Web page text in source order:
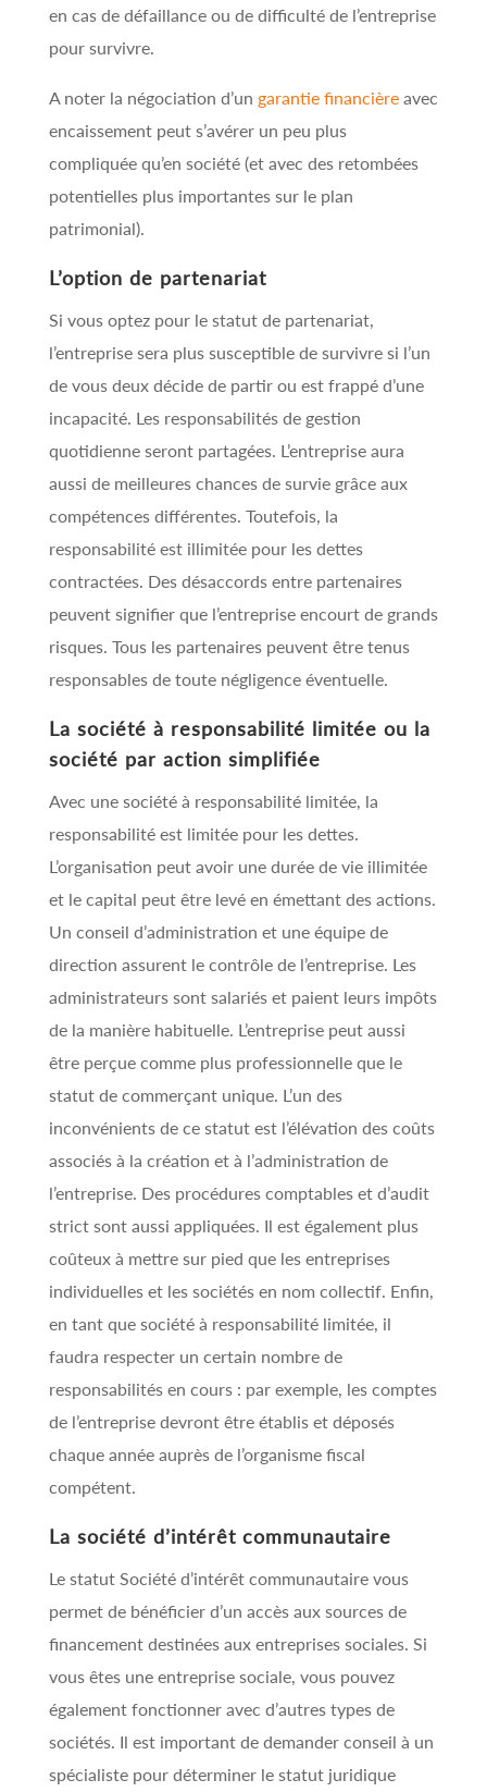
en cas de défaillance ou de difficulté de l’entreprise
pour survivre.
A noter la négociation d’un garantie financièreavec
encaissement peut s’avérer un peu plus
compliquée qu’en société (et avec des retombées
potentielles plus importantes sur le plan
patrimonial).
L’option de partenariat
Si vous optez pour le statut de partenariat,
l’entreprise sera plus susceptible de survivre si l’un
de vous deux décide de partir ou est frappé d’une
incapacité. Les responsabilités de gestion
quotidienne seront partagées. L’entreprise aura
aussi de meilleures chances de survie grâce aux
compétences différentes. Toutefois, la
responsabilité est illimitée pour les dettes
contractées. Des désaccords entre partenaires
peuvent signifier que l’entreprise encourt de grands
risques. Tous les partenaires peuvent être tenus
responsables de toute négligence éventuelle.
La société à responsabilité limitée ou la
société par action simplifiée
Avec une société à responsabilité limitée, la
responsabilité est limitée pour les dettes.
L’organisation peut avoir une durée de vie illimitée
et le capital peut être levé en émettant des actions.
Un conseil d’administration et une équipe de
direction assurent le contrôle de l’entreprise. Les
administrateurs sont salariés et paient leurs impôts
de la manière habituelle. L’entreprise peut aussi
être perçue comme plus professionnelle que le
statut de commerçant unique. L’un des
inconvénients de ce statut est l’élévation des coûts
associés à la création et à l’administration de
l’entreprise. Des procédures comptables et d’audit
strict sont aussi appliquées. Il est également plus
coûteux à mettre sur pied que les entreprises
individuelles et les sociétés en nom collectif. Enfin,
en tant que société à responsabilité limitée, il
faudra respecter un certain nombre de
responsabilités en cours : par exemple, les comptes
de l’entreprise devront être établis et déposés
chaque année auprès de l’organisme fiscal
compétent.
La société d’intérêt communautaire
Le statut Société d’intérêt communautaire vous
permet de bénéficier d’un accès aux sources de
financement destinées aux entreprises sociales. Si
vous êtes une entreprise sociale, vous pouvez
également fonctionner avec d’autres types de
sociétés. Il est important de demander conseil à un
spécialiste pour déterminer le statut juridique